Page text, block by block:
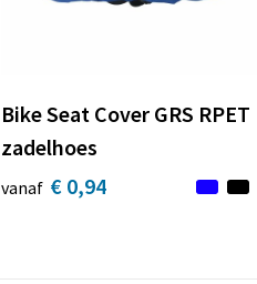
Bike Seat Cover GRS RPET
zadelhoes
vanaf € 0,94